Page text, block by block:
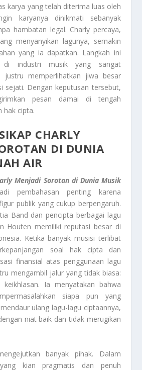
karya yang telah diterima luas oleh
karyanya dinikmati sebanyak
hambatan legal. Charly percaya,
menyanyikan lagunya, semakin
yang ia dapatkan. Langkah ini
di industri musik yang sangat
justru memperlihatkan jiwa besar
sejati. Dengan keputusan tersebut,
pesan damai di tengah
hak cipta.
CHARLY
DI DUNIA
AIR
Menjadi Sorotan di Dunia Musik
pembahasan penting karena
publik yang cukup berpengaruh.
Band dan pencipta berbagai lagu
Houten memiliki reputasi besar di
Ketika banyak musisi terlibat
soal hak cipta dan
finansial atas penggunaan lagu
mengambil jalur yang tidak biasa:
Ia menyatakan bahwa
siapa pun yang
ulang lagu-lagu ciptaannya,
niat baik dan tidak merugikan
banyak pihak. Dalam
kian pragmatis dan penuh